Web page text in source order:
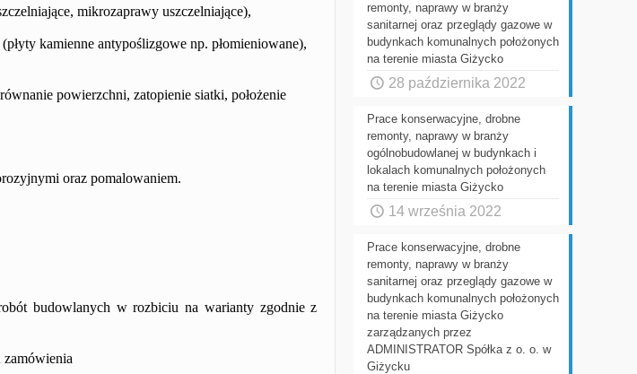
mikrozaprawy uszczelniające),
kamienne antypoślizgowe np. płomieniowane),
powierzchni,zatopienie siatki,położenie
oraz pomalowaniem.
budowlanych w rozbiciu na warianty zgodnie z
zamówienia
remonty, naprawy w branży
sanitarnej oraz przeglądy gazowe w
budynkach komunalnych położonych
na terenie miasta Giżycko
28 października 2022
Prace konserwacyjne, drobne
remonty, naprawy w branży
ogólnobudowlanej w budynkach i
lokalach komunalnych położonych
na terenie miasta Giżycko
14 września 2022
Prace konserwacyjne, drobne
remonty, naprawy w branży
sanitarnej oraz przeglądy gazowe w
budynkach komunalnych położonych
na terenie miasta Giżycko
zarządzanych przez
ADMINISTRATOR Spółka z o. o. w
Giżycku